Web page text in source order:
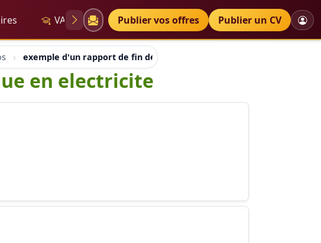
VAE Diplômes Petites annonces
Publier vos offres Publier un CV
exemple d'un rapport de fin de stage pratique en electricite
en electricite